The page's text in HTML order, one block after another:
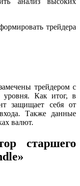
трейдера
трейдером с
Как итог, в
защищает себя от
Также данные
валют.
старшего